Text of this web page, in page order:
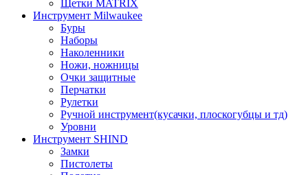
Щетки MATRIX
Инструмент Milwaukee
Буры
Наборы
Наколенники
Ножи, ножницы
Очки защитные
Перчатки
Рулетки
Ручной инструмент(кусачки, плоскогубцы и тд)
Уровни
Инструмент SHIND
Замки
Пистолеты